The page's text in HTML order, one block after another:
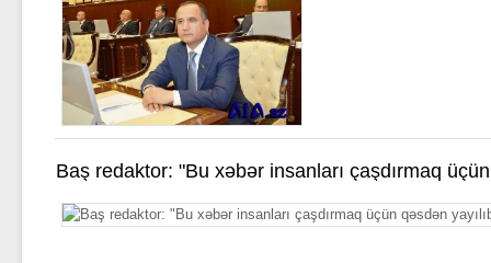
Baş redaktor: "Bu xəbər insanları çaşdırmaq